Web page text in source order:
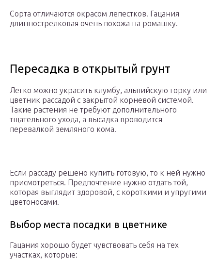
Сорта отличаются окрасом лепестков. Гацания
длиннострелковая очень похожа на ромашку.
Пересадка в открытый грунт
Легко можно украсить клумбу, альпийскую горку или
цветник рассадой с закрытой корневой системой.
Такие растения не требуют дополнительного
тщательного ухода, а высадка проводится
перевалкой земляного кома.
Если рассаду решено купить готовую, то к ней нужно
присмотреться. Предпочтение нужно отдать той,
которая выглядит здоровой, с короткими и упругими
цветоносами.
Выбор места посадки в цветнике
Гацания хорошо будет чувствовать себя на тех
участках, которые: